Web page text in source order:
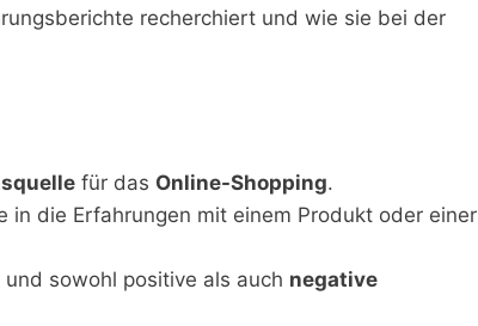
recherchiert und wie sie bei der
für das Online-Shopping.
in die Erfahrungen mit einem Produkt oder einer
sowohl positive als auch negative